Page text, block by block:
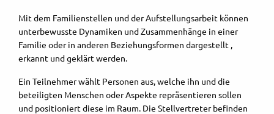
Mit dem Familienstellen und der Aufstellungsarbeit können
unterbewusste Dynamiken und Zusammenhänge in einer
Familie oder in anderen Beziehungsformen dargestellt ,
erkannt und geklärt werden.
Ein Teilnehmer wählt Personen aus, welche ihn und die
beteiligten Menschen oder Aspekte repräsentieren sollen
und positioniert diese im Raum. Die Stellvertreter befinden